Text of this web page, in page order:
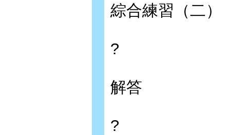
綜合練習（二）
?
解答
?